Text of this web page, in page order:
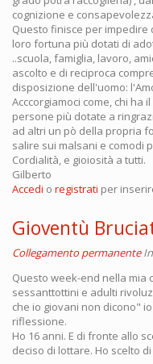
cognizione e
Questo finisce per
loro fortuna più dotati di
..scuola, famiglia, lavoro,
ascolto e di reciproca
disposizione dell'uomo:
Acccorgiamoci come, chi ha
persone più dotate a
ad altri un pò della propria
salire sui malsani e comodi
Cordialità, e gioiosità a tutti.
Gilberto
Accedi o registrati per
Gioventù
Collegamento permanente
Questo week-end nella mia
sessanttottini e adulti
che io giovani non dicono"
riflessione.
Ho 16 anni. E di fronte allo
deciso di lottare. Ho scelto